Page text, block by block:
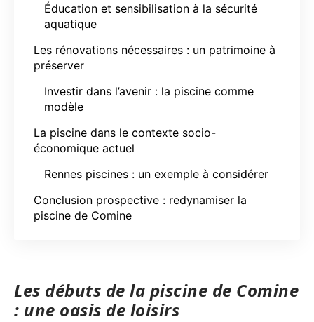
Éducation et sensibilisation à la sécurité
aquatique
Les rénovations nécessaires : un patrimoine à
préserver
Investir dans l’avenir : la piscine comme
modèle
La piscine dans le contexte socio-
économique actuel
Rennes piscines : un exemple à considérer
Conclusion prospective : redynamiser la
piscine de Comine
Les débuts de la piscine de Comine
: une oasis de loisirs